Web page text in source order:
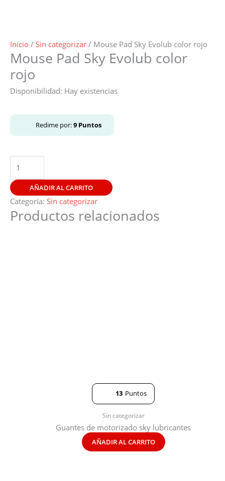
Inicio / Sin categorizar / Mouse Pad Sky Evolub color rojo
Mouse Pad Sky Evolub color
rojo
Disponibilidad: Hay existencias
Redime por:9 Puntos
AÑADIR AL CARRITO
Categoría: Sin categorizar
Productos relacionados
13 Puntos
Sin categorizar
Guantes de motorizado sky lubricantes
AÑADIR AL CARRITO